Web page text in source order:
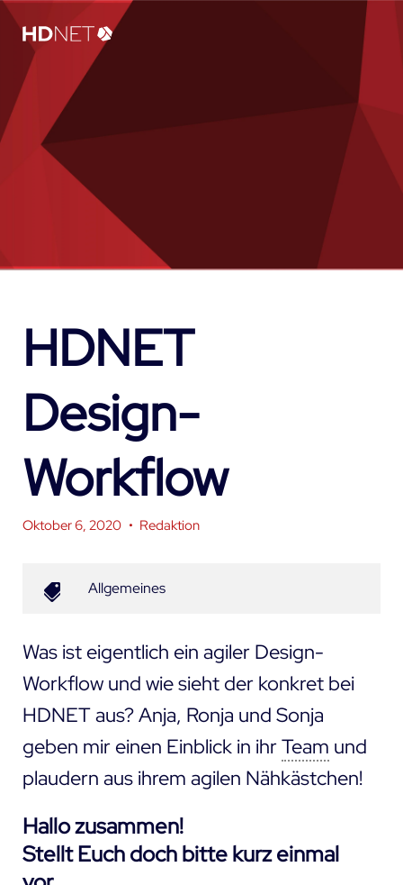
HDNET
Design-
Workflow
Oktober 6, 2020 • Redaktion
Allgemeines
Was ist eigentlich ein agiler Design-
Workflow und wie sieht der konkret bei
HDNET aus? Anja, Ronja und Sonja
geben mir einen Einblick in ihrTeam und
plaudern aus ihrem agilen Nähkästchen!
Hallo zusammen!
Stellt Euch doch bitte kurz einmal